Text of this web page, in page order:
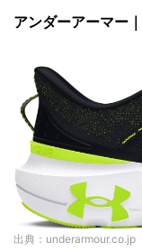
アンダーアーマー
出典：underarmour.co.jp